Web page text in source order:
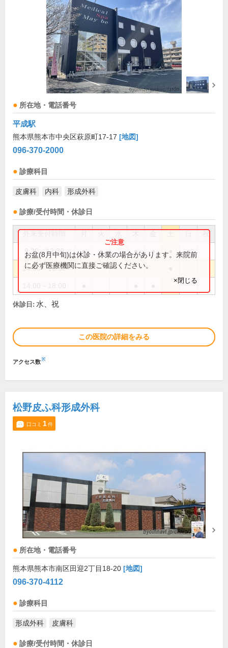
所在地・電話番号
平成駅
熊本県熊本市中央区萩原町17-17 [地図]
096-370-2000
診療科目
皮膚科 内科 形成外科
診療/受付時間・休診日
祝
9:30～12:30 ● ● ● ● ●
14:00～16:30
お盆(8月中旬)は休診・休業の場合があります。来院前
に必ず医療機関に直接ご確認ください。
×閉じる
休診日: 水、祝
この医院の詳細をみる
アクセス数※
松野皮ふ科形成外科
口コミ 1件
所在地・電話番号
熊本県熊本市南区田迎2丁目18-20 [地図]
096-370-4112
診療科目
形成外科 皮膚科
診療/受付時間・休診日